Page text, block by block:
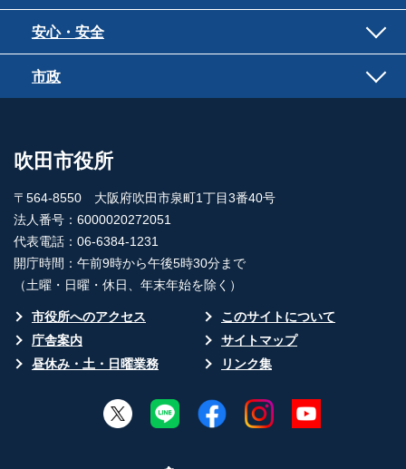
安心・安全
市政
吹田市役所
〒564-8550 大阪府吹田市泉町1丁目3番40号
法人番号：6000020272051
代表電話：06-6384-1231
開庁時間：午前9時から午後5時30分まで
（土曜・日曜・休日、年末年始を除く）
市役所へのアクセス
このサイトについて
庁舎案内
サイトマップ
昼休み・土・日曜業務
リンク集